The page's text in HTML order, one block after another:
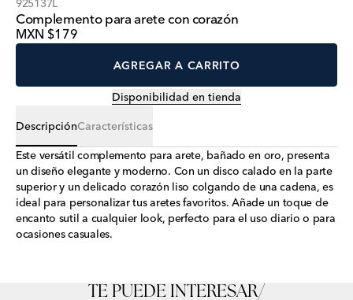
925137L
Complemento para arete con corazón
MXN $179
AGREGAR A CARRITO
Disponibilidad en tienda
DescripciónCaracterísticas
Este versátil complemento para arete, bañado en oro, presenta
un diseño elegante y moderno. Con un disco calado en la parte
superior y un delicado corazón liso colgando de una cadena, es
ideal para personalizar tus aretes favoritos. Añade un toque de
encanto sutil a cualquier look, perfecto para el uso diario o para
ocasiones casuales.
TE PUEDE INTERESAR/